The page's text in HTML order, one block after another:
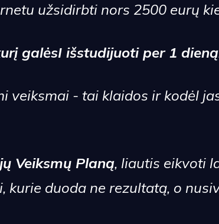
užsidirbti nors 2500 eurų
galėsI išstudijuoti per 1 dieną
veiksmai - tai klaidos ir kodėl
Veiksmų Planą, liautis eikvoti
kurie duoda ne rezultatą, o